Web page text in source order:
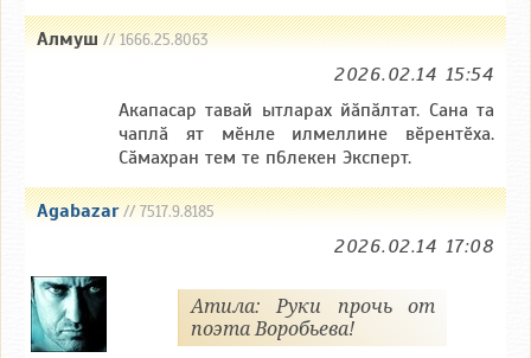
Алмуш// 1666.25.8063
2026.02.14 15:54
Акапасар тавай ытларах йӑпӑлтат. Сана та
чаплӑ ят мӗнле илмеллине вӗрентӗха.
Сӑмахран тем те п6лекен Эксперт.
Agabazar// 7517.9.8185
2026.02.14 17:08
Атила: Руки прочь от
поэта Воробьева!